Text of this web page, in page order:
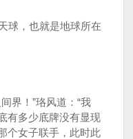
球，也就是地球所在
界！”珞风道：“我
有多少底牌没有显现
个女子联手，此时此